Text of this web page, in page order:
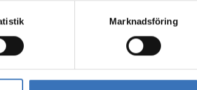
Marknadsföring